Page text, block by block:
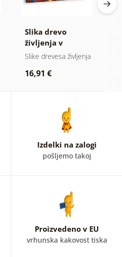
Slika drevo
življenja v
barvnem vitražu
Slike drevesa življenja
16,91 €
Izdelki na zalogi
pošljemo takoj
Proizvedeno v EU
vrhunska kakovost tiska